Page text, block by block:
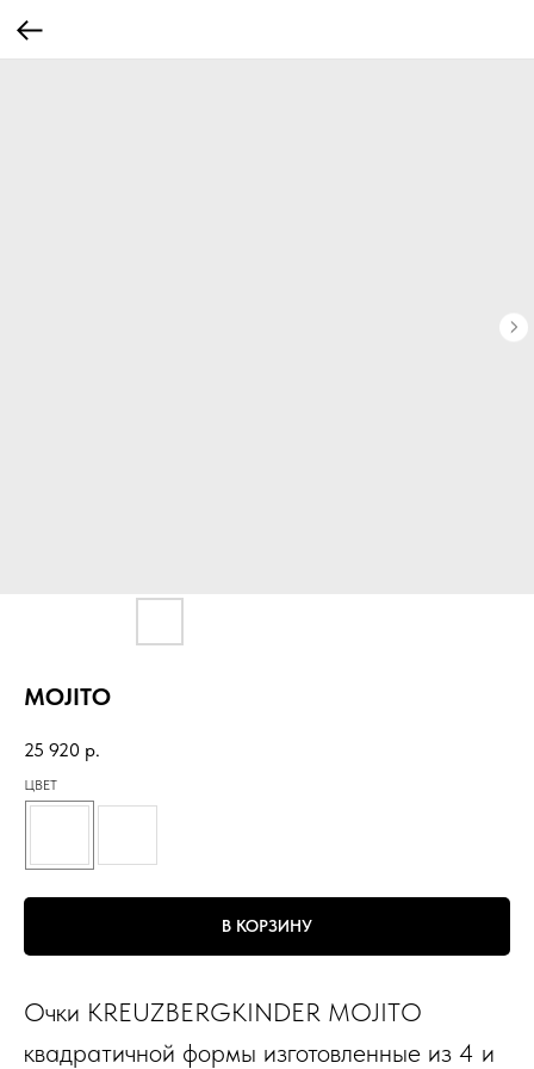
MOJITO
25 920 р.
ЦВЕТ
В КОРЗИНУ
Очки KREUZBERGKINDER MOJITO
квадратичной формы изготовленные из 4 и